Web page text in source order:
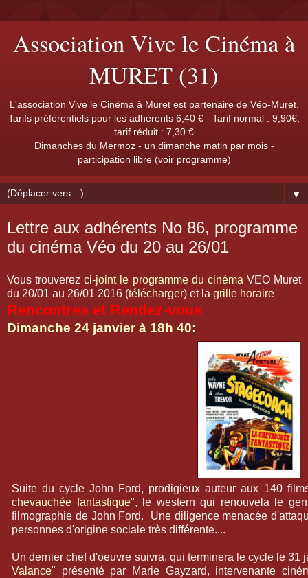
Association Vive le Cinéma à
MURET (31)
L'association Vive le Cinéma à Muret est partenaire de Véo-Muret.
Tarifs préférentiels pour les adhérents 6,40 € - Tarif normal : 9,90€,
tarif réduit : 7,30 €
Dimanches du Mermoz - un dimanche matin par mois -
participation libre (voir programme)
▼
Lettre aux adhérents No 86, programme
du cinéma Véo du 20 au 26/01
Vous trouverezci-joint le programme du cinéma VEO Muret
du 20/01 au 26/01 2016 (télécharger) et la grille horaire
Rencontres et Rendez-vous
Dimanche 24 janvier à 18h 40:
Suite du cycle John Ford, prodigieux auteur aux 140
chevauchée fantastique", le western qui renouvela le
filmographie de John Ford. Une diligence menacée
personnes d'origine sociale très différente....
Un dernier chef d'oeuvre suivra, qui terminera le cycle le 31
Valance" présenté par Marie Gayzard, intervenante